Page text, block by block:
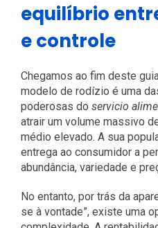
equilíbrio
e controle
Chegamos ao fim deste
modelo de rodízio é uma
poderosas do servicio
atrair um volume massivo
médio elevado. A sua
entrega ao consumidor a
abundância, variedade e
No entanto, por trás da
se à vontade”, existe uma